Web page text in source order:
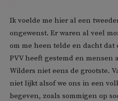
Ik voelde me hier al een
ongewenst. Er waren al veel
om me heen telde en dacht dat
PVV heeft gestemd en mensen
Wilders niet eens de grootste.
niet lijkt alsof we ons in een
begeven, zoals sommigen op